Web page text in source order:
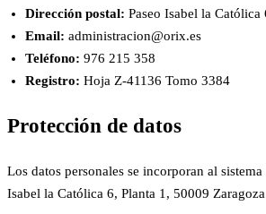
Dirección postal: Paseo Isabel la
Email: administracion@orix.es
Teléfono: 976 215 358
Registro: Hoja Z-41136 Tomo 3384
Protección de datos
Los datos personales se incorporan al
Isabel la Católica 6, Planta 1, 50009